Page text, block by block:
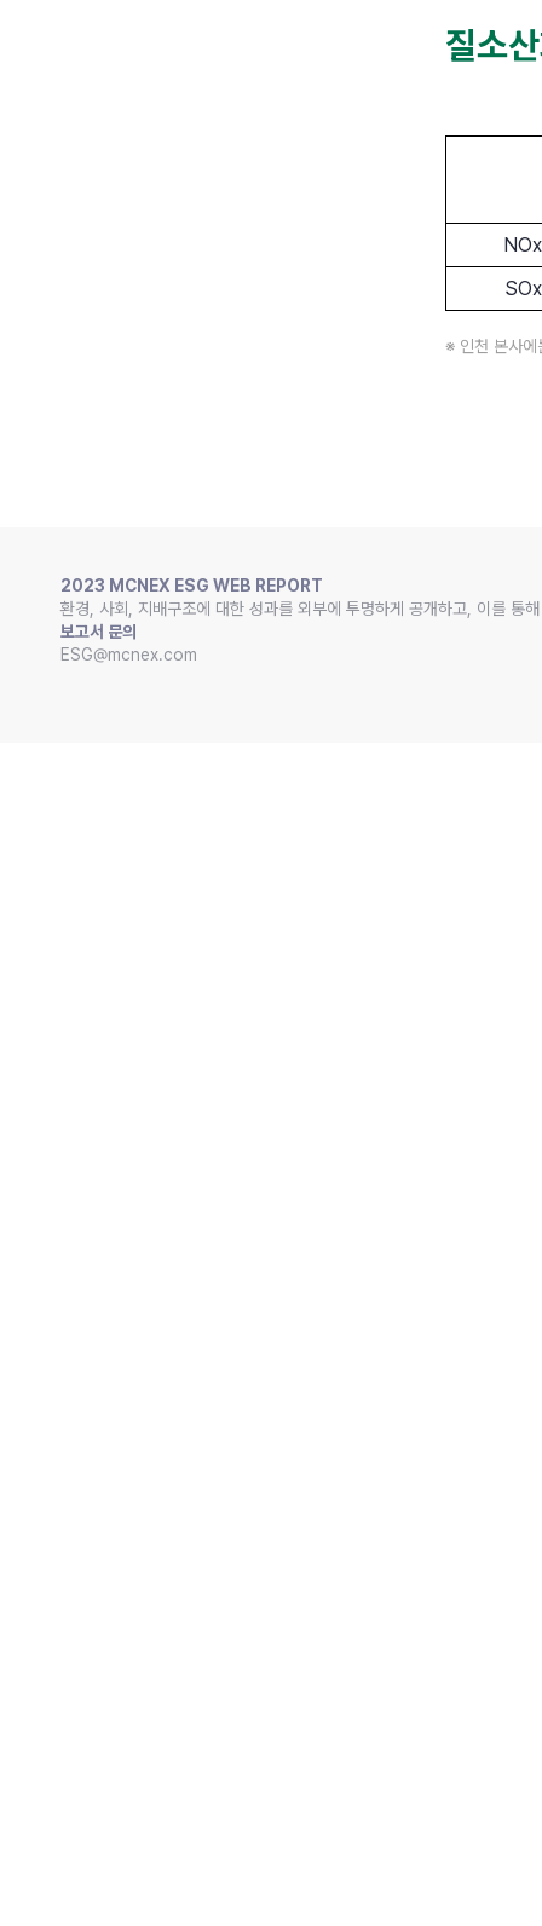
질소
NOx
SOx
※ 인천 본사에
2023 MCNEX ESG WEB REPORT
환경, 사회, 지배구조에 대한 성과를 외부에 투명하게 공개하고, 이를 통
보고서 문의
ESG@mcnex.com